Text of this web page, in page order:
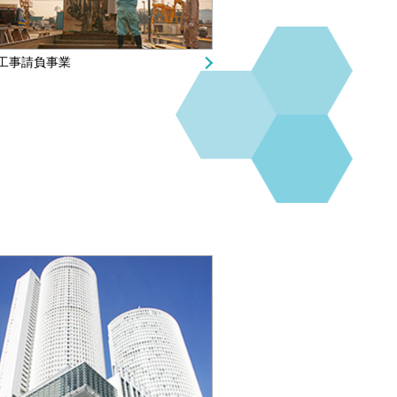
事請負事業